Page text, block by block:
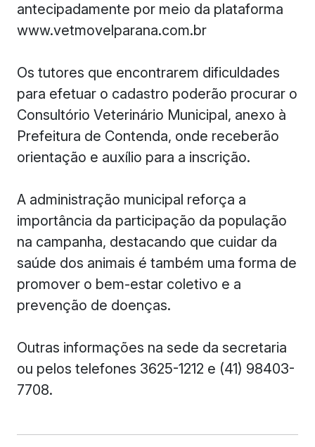
antecipadamente por meio da plataforma
www.vetmovelparana.com.br
Os tutores que encontrarem dificuldades
para efetuar o cadastro poderão procurar o
Consultório Veterinário Municipal, anexo à
Prefeitura de Contenda, onde receberão
orientação e auxílio para a inscrição.
A administração municipal reforça a
importância da participação da população
na campanha, destacando que cuidar da
saúde dos animais é também uma forma de
promover o bem-estar coletivo e a
prevenção de doenças.
Outras informações na sede da secretaria
ou pelos telefones 3625-1212 e (41) 98403-
7708.